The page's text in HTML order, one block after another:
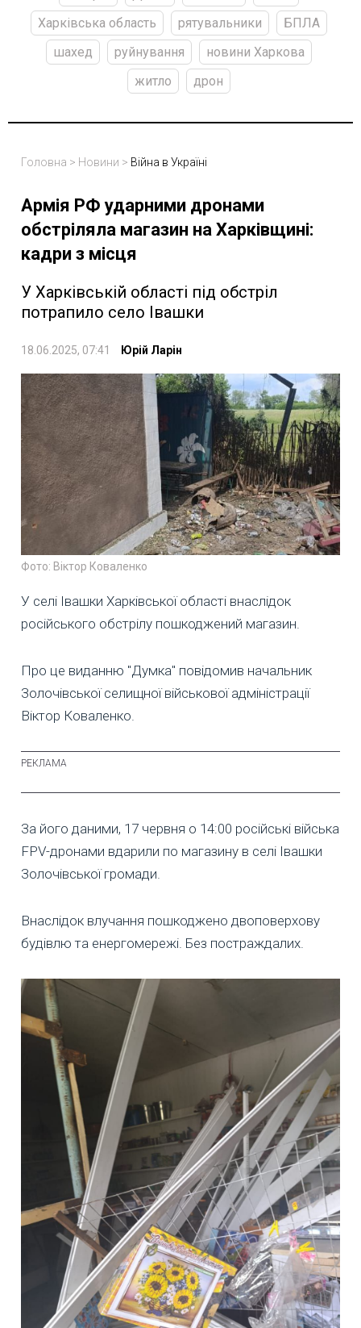
Харківська область
рятувальники
БПЛА
шахед
руйнування
новини Харкова
житло
дрон
Головна > Новини > Війна в Україні
Армія РФ ударними дронами
обстріляла магазин на Харківщині:
кадри з місця
У Харківській області під обстріл
потрапило село Івашки
18.06.2025, 07:41 Юрій Ларін
Фото: Віктор Коваленко
У селі Івашки Харківської області внаслідок
російського обстрілу пошкоджений магазин.
Про це виданню "Думка" повідомив начальник
Золочівської селищної військової адміністрації
Віктор Коваленко.
За його даними, 17 червня о 14:00 російські війська
FPV-дронами вдарили по магазину в селі Івашки
Золочівської громади.
Внаслідок влучання пошкоджено двоповерхову
будівлю та енергомережі. Без постраждалих.